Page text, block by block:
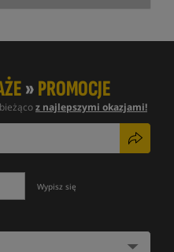
»PROMOCJE
z najlepszymi okazjami!
Wypisz się